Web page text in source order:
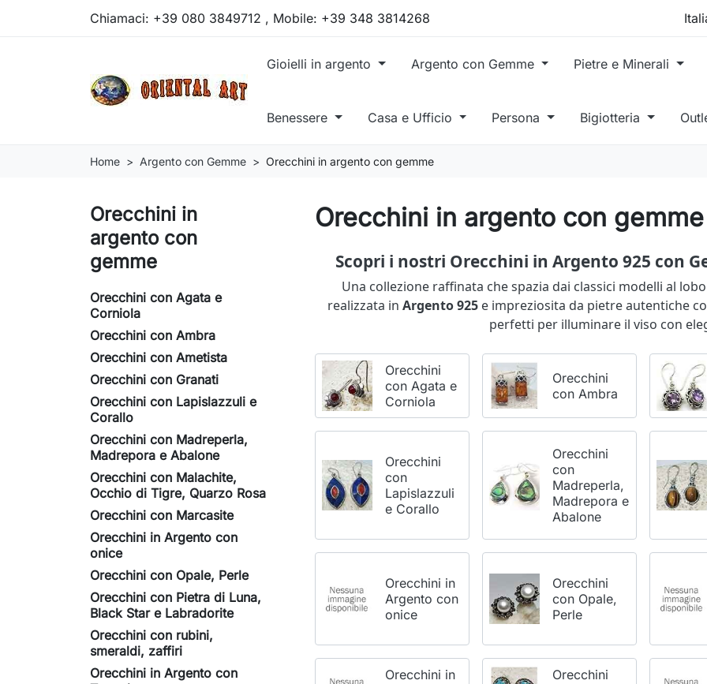
Chiamaci: +39 080 3849712 , Mobile: +39 348 3814268
Gioielli in argento Argento con Gemme Pietre e Minerali
Benessere Casa e Ufficio Persona Bigiotteria
Home Argento con Gemme Orecchini in argento con gemme
Orecchini in
argento con
gemme
Orecchini con Agata e
Corniola
Orecchini con Ambra
Orecchini con Ametista
Orecchini con Granati
Orecchini con Lapislazzuli e
Corallo
Orecchini con Madreperla,
Madrepora e Abalone
Orecchini con Malachite,
Occhio di Tigre, Quarzo Rosa
Orecchini con Marcasite
Orecchini in Argento con
onice
Orecchini con Opale, Perle
Orecchini con Pietra di Luna,
Black Star e Labradorite
Orecchini con rubini,
smeraldi, zaffiri
Orecchini in Argento con
Orecchini in argento con gemme
Scopri i nostri Orecchini in Argento 925 con
Una collezione raffinata che spazia dai classici modelli al
realizzata in Argento 925 e impreziosita da pietre autentiche
perfetti per illuminare il viso con
Orecchini
con Agata e
Corniola
Orecchini
con Ambra
Orecchini
con
Lapislazzuli
e Corallo
Orecchini
con
Madreperla,
Madrepora e
Abalone
Orecchini in
Argento con
onice
Orecchini
con Opale,
Perle
Orecchini in
Orecchini